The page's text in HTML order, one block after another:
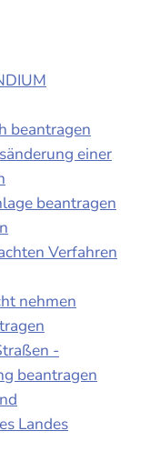
beantragen
einer
beantragen
Verfahren
nehmen
-
beantragen
Landes